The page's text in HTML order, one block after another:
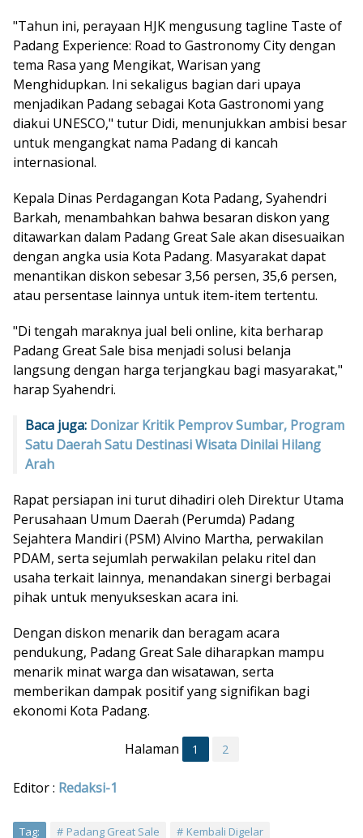
"Tahun ini, perayaan HJK mengusung tagline Taste of
Padang Experience: Road to Gastronomy City dengan
tema Rasa yang Mengikat, Warisan yang
Menghidupkan. Ini sekaligus bagian dari upaya
menjadikan Padang sebagai Kota Gastronomi yang
diakui UNESCO," tutur Didi, menunjukkan ambisi besar
untuk mengangkat nama Padang di kancah
internasional.
Kepala Dinas Perdagangan Kota Padang, Syahendri
Barkah, menambahkan bahwa besaran diskon yang
ditawarkan dalam Padang Great Sale akan disesuaikan
dengan angka usia Kota Padang. Masyarakat dapat
menantikan diskon sebesar 3,56 persen, 35,6 persen,
atau persentase lainnya untuk item-item tertentu.
"Di tengah maraknya jual beli online, kita berharap
Padang Great Sale bisa menjadi solusi belanja
langsung dengan harga terjangkau bagi masyarakat,"
harap Syahendri.
Baca juga: Donizar Kritik Pemprov Sumbar, Program
Satu Daerah Satu Destinasi Wisata Dinilai Hilang
Arah
Rapat persiapan ini turut dihadiri oleh Direktur Utama
Perusahaan Umum Daerah (Perumda) Padang
Sejahtera Mandiri (PSM) Alvino Martha, perwakilan
PDAM, serta sejumlah perwakilan pelaku ritel dan
usaha terkait lainnya, menandakan sinergi berbagai
pihak untuk menyukseskan acara ini.
Dengan diskon menarik dan beragam acara
pendukung, Padang Great Sale diharapkan mampu
menarik minat warga dan wisatawan, serta
memberikan dampak positif yang signifikan bagi
ekonomi Kota Padang.
Halaman 1 2
Editor : Redaksi-1
Tag: Padang Great Sale Kembali Digelar